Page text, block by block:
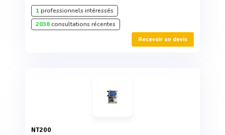
1professionnels intéressés
2038consultations récentes
Recevoir un devis
NT200